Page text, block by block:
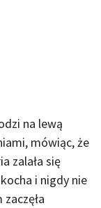
na lewą
mówiąc, że
zalała się
i nigdy nie